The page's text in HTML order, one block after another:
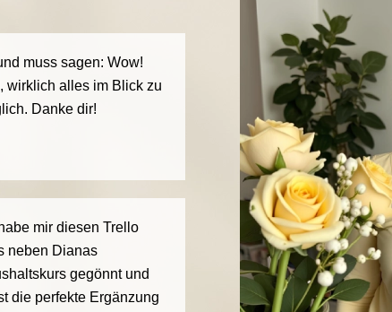
muss sagen: Wow!
wirklich alles im Blick zu
Danke dir!
mir diesen Trello
neben Dianas
gegönnt und
die perfekte Ergänzung